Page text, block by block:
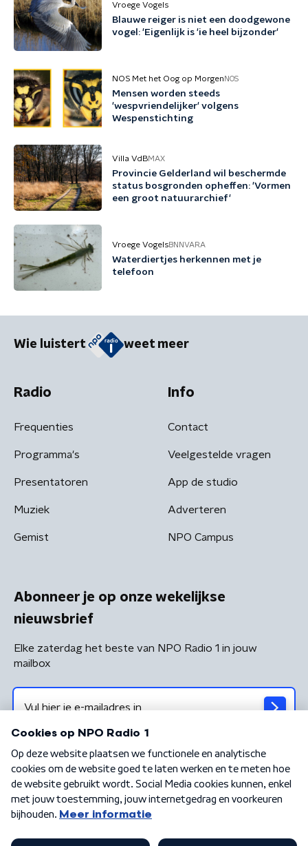
Vroege Vogels
Blauwe reiger is niet een doodgewone
vogel: 'Eigenlijk is 'ie heel bijzonder'
NOS Met het Oog op Morgen NOS
Mensen worden steeds
'wespvriendelijker' volgens
Wespenstichting
Villa VdBMAX
Provincie Gelderland wil beschermde
status bosgronden opheffen: 'Vormen
een groot natuurarchief'
Vroege VogelsBNNVARA
Waterdiertjes herkennen met je
telefoon
Wie luistert weet meer
Radio
Frequenties
Programma's
Presentatoren
Muziek
Gemist
Info
Contact
Veelgestelde vragen
App de studio
Adverteren
NPO Campus
Abonneer je op onze wekelijkse
nieuwsbrief
Elke zaterdag het beste van NPO Radio 1 in jouw
mailbox
Algemene voorwaarden